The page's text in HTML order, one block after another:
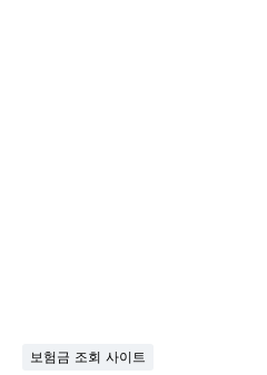
보험금 조회 사이트